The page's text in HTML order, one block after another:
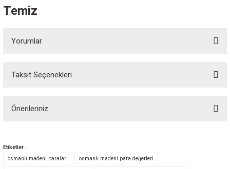
Temiz
Yorumlar
Taksit Seçenekleri
Önerileriniz
Görüş ve önerileriniz için teşekkür ederiz.
Etiketler :
osmanlı madeni paraları
osmanlı madeni para değerleri